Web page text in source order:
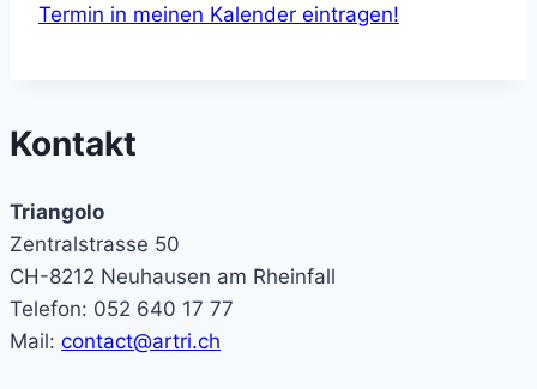
Termin in meinen Kalender eintragen!
Kontakt
Triangolo
Zentralstrasse 50
CH-8212 Neuhausen am Rheinfall
Telefon: 052 640 17 77
Mail: contact@artri.ch